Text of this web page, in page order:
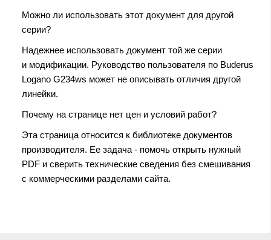
Можно ли использовать этот документ для другой
серии?
Надежнее использовать документ той же серии
и модификации. Руководство пользователя по Buderus
Logano G234ws может не описывать отличия другой
линейки.
Почему на странице нет цен и условий работ?
Эта страница относится к библиотеке документов
производителя. Ее задача - помочь открыть нужный
PDF и сверить технические сведения без смешивания
с коммерческими разделами сайта.